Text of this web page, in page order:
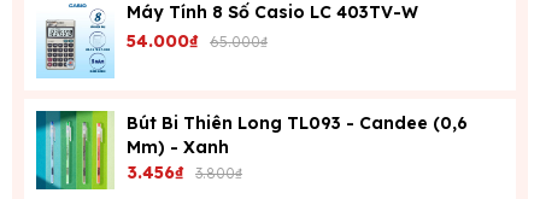
Máy Tính 8 Số Casio LC 403TV-W
54.000₫ 65.000₫
Bút Bi Thiên Long TL093 - Candee (0,6
Mm) - Xanh
3.456₫ 3.800₫